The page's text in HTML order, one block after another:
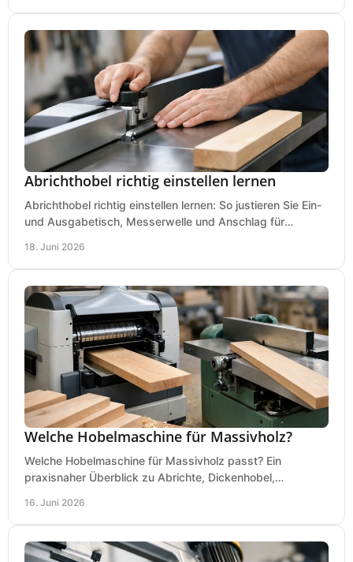
Abrichthobel richtig einstellen lernen
Abrichthobel richtig einstellen lernen: So justieren Sie Ein-
und Ausgabetisch, Messerwelle und Anschlag für
18. Juni 2026
Welche Hobelmaschine für Massivholz?
Welche Hobelmaschine für Massivholz passt? Ein
praxisnaher Überblick zu Abrichte, Dickenhobel,
16. Juni 2026